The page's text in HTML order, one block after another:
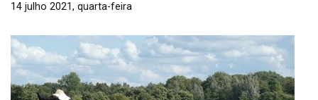
14 julho 2021, quarta-feira